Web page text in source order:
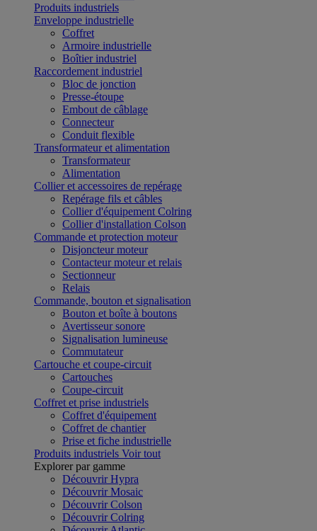
Produits industriels
Enveloppe industrielle
Coffret
Armoire industrielle
Boîtier industriel
Raccordement industriel
Bloc de jonction
Presse-étoupe
Embout de câblage
Connecteur
Conduit flexible
Transformateur et alimentation
Transformateur
Alimentation
Collier et accessoires de repérage
Repérage fils et câbles
Collier d'équipement Colring
Collier d'installation Colson
Commande et protection moteur
Disjoncteur moteur
Contacteur moteur et relais
Sectionneur
Relais
Commande, bouton et signalisation
Bouton et boîte à boutons
Avertisseur sonore
Signalisation lumineuse
Commutateur
Cartouche et coupe-circuit
Cartouches
Coupe-circuit
Coffret et prise industriels
Coffret d'équipement
Coffret de chantier
Prise et fiche industrielle
Produits industriels Voir tout
Explorer par gamme
Découvrir Hypra
Découvrir Mosaic
Découvrir Colson
Découvrir Colring